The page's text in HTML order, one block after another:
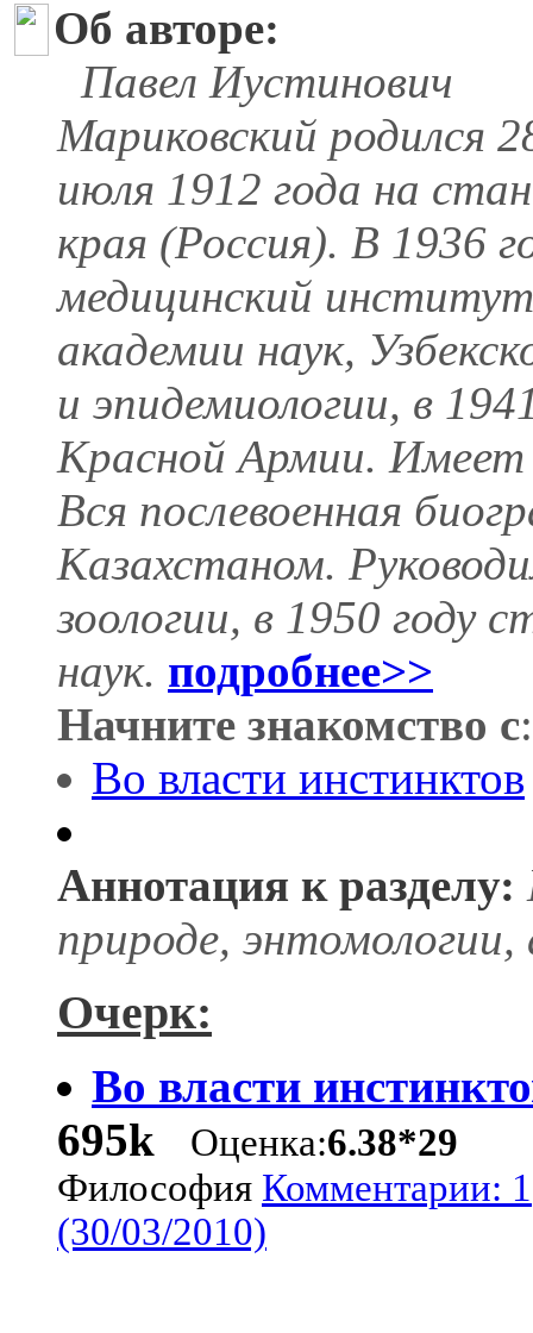
Об авторе:
Павел Иустинович
Мариковский родился
июля 1912 года на
края (Россия). В 1936
медицинский
академии наук,
и эпидемиологии, в
Красной Армии. Имеет
Вся послевоенная
Казахстаном.
зоологии, в 1950 году
наук. подробнее>>
Начните знакомство с:
Во власти инстинктов
Аннотация к разделу:
природе, энтомологии,
Очерк:
Во власти
695k
Оценка:6.38*29
Философия Комментарии: 1
(30/03/2010)